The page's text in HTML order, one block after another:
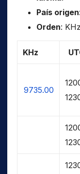
País origen:
Orden:
KHz
9735.00